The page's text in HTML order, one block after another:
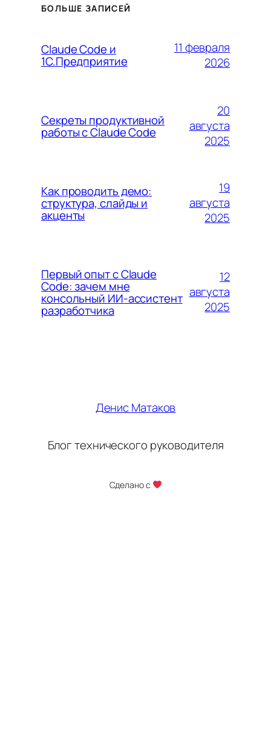
БОЛЬШЕ ЗАПИСЕЙ
Claude Code и
1С.Предприятие
11 февраля
2026
Секреты продуктивной
работы с Claude Code
20
августа
2025
Как проводить демо:
структура, слайды и
акценты
19
августа
2025
Первый опыт с Claude
Code: зачем мне
консольный ИИ-ассистент
разработчика
12
августа
2025
Денис Матаков
Блог технического руководителя
Сделано с